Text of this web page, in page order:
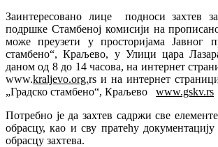
Заинтересовано лице подноси захтев
подршке Стамбеној комисији на
може преузети у просторијама Јавног
стамбено“, Краљево, у Улици цара
даном од 8 до 14 часова, на интернет
www.kraljevo.org.rs и на интернет
„Градско стамбено“, Краљево www.gskv.rs
Потребно је да захтев садржи све
обрасцу, као и сву пратећу документацију
обрасцу захтева.